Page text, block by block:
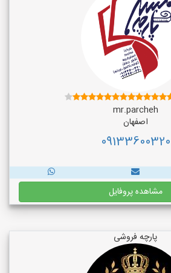
mr.parcheh
اصفهان
09133600320
مشاهده پروفایل
پارچه فروشی